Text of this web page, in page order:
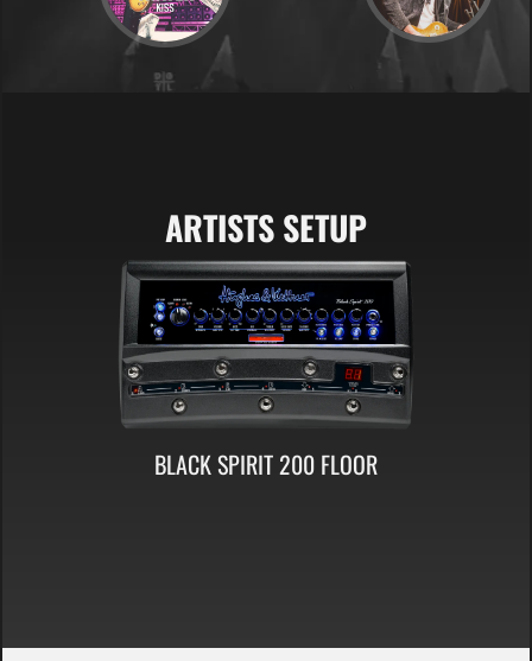
ARTISTS SETUP
BLACK SPIRIT 200 FLOOR